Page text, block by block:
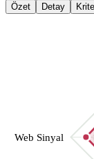
Özet Detay
Web Sinyal